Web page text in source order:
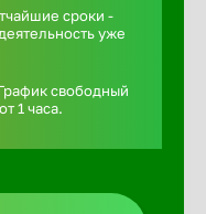
сроки -
уже
свободный
1 часа.